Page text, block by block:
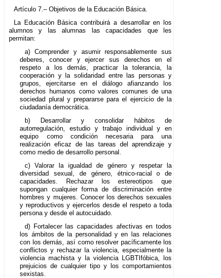
Artículo 7.– Objetivos de la Educación Básica.
La Educación Básica contribuirá a desarrollar en los
alumnos y las alumnas las capacidades que les
permitan:
a) Comprender y asumir responsablemente sus
deberes, conocer y ejercer sus derechos en el
respeto a los demás, practicar la tolerancia, la
cooperación y la solidaridad entre las personas y
grupos, ejercitarse en el diálogo afianzando los
derechos humanos como valores comunes de una
sociedad plural y prepararse para el ejercicio de la
ciudadanía democrática.
b) Desarrollar y consolidar hábitos de
autorregulación, estudio y trabajo individual y en
equipo como condición necesaria para una
realización eficaz de las tareas del aprendizaje y
como medio de desarrollo personal.
c) Valorar la igualdad de género y respetar la
diversidad sexual, de género, étnico-racial o de
capacidades. Rechazar los estereotipos que
supongan cualquier forma de discriminación entre
hombres y mujeres. Conocer los derechos sexuales
y reproductivos y ejercerlos desde el respeto a toda
persona y desde el autocuidado.
d) Fortalecer las capacidades afectivas en todos
los ámbitos de la personalidad y en las relaciones
con los demás, así como resolver pacíficamente los
conflictos y rechazar la violencia, especialmente la
violencia machista y la violencia LGBTIfóbica, los
prejuicios de cualquier tipo y los comportamientos
sexistas.